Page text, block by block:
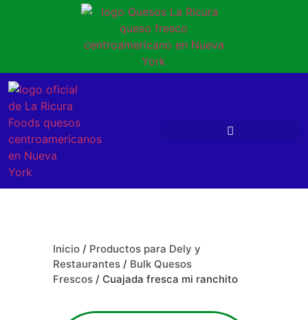
Inicio / Productos para Dely y
Restaurantes / Bulk Quesos
Frescos / Cuajada fresca mi ranchito